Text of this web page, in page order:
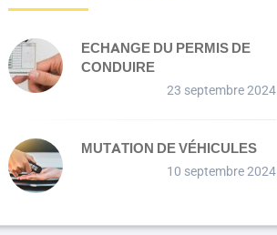
ECHANGE DU PERMIS DE
CONDUIRE
23 septembre 2024
MUTATION DE VÉHICULES
10 septembre 2024